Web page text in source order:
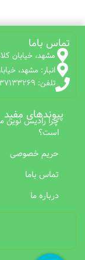
تماس باما
مشهد، خیابان کلاهدوز- کلاهدوز
انبار: مشهد،
تلفن: 05137133269 همراه: 09023003711
پیوندهای مفید
چرا رادیس نوین
است؟
حریم خصوصی
تماس باما
درباره ما